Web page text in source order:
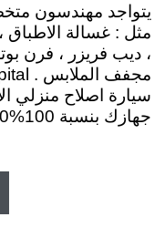
يتواجد مهندسون
مثل : غسالة الاطباق
، ديب فريزر ، فرن
سيارة اصلاح منزلي
جهازك بنسبة 100%100